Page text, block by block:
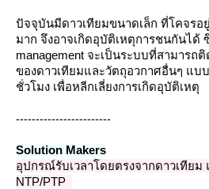
ปัจจุบันมีดาวเทียมขนาดเล็ก ที่โคจรอ
มาก จึงอาจเกิดอุบัติเหตุการชนกันได้
management จะเป็นระบบที่สามารถ
ของดาวเทียมและวัตถุอวกาศอื่นๆ แบ
ชั่วโมง เพื่อหลีกเลี่ยงการเกิดอุบัติเหตุ
------------------------
Solution Makers
อุปกรณ์รับเวลาโดยตรงจากดาวเทียม
NTP/PTP